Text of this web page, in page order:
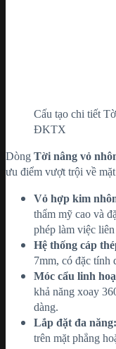
Cấu tạo chi tiết
ĐKTX
Dòng Tời nâng vỏ
ưu điểm vượt trội về
Vỏ hợp kim
thẩm mỹ cao và
phép làm việc
Hệ thống cáp
7mm, có đặc tính
Móc cẩu linh
khả năng xoay
dàng.
Lắp đặt đa năng:
trên mặt phẳng